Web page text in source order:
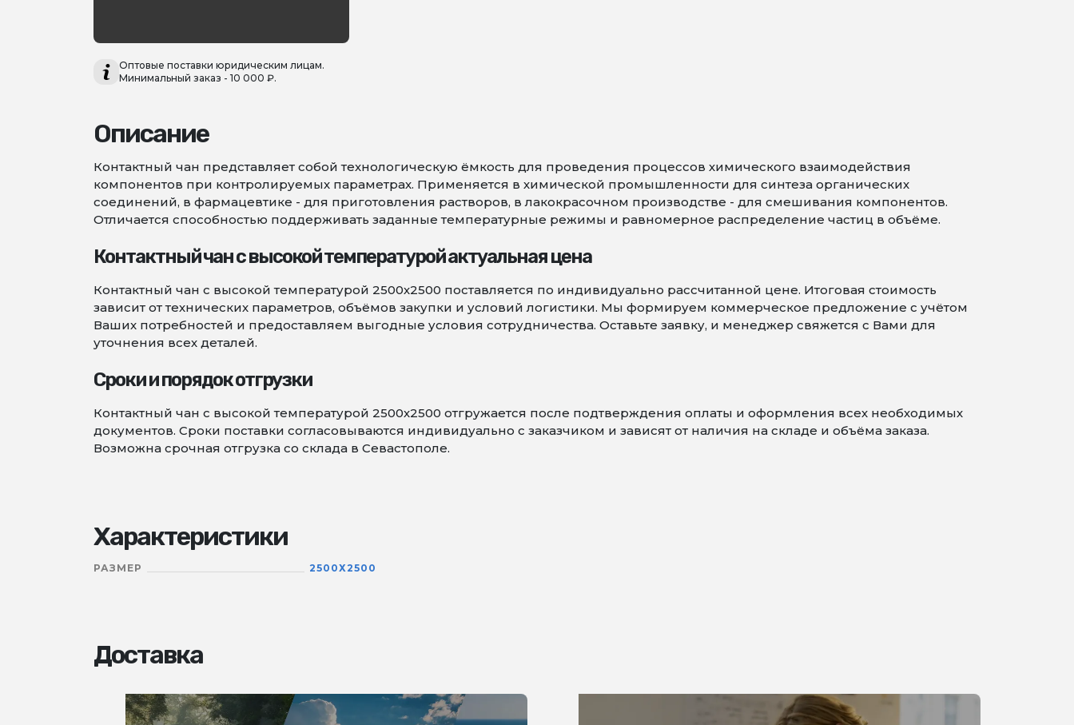
Оптовые поставки юридическим лицам.
Минимальный заказ - 10 000 ₽.
Описание
Контактный чан представляет собой технологическую ёмкость для проведения процессов химического взаимодействия
компонентов при контролируемых параметрах. Применяется в химической промышленности для синтеза органических
соединений, в фармацевтике - для приготовления растворов, в лакокрасочном производстве - для смешивания компонентов.
Отличается способностью поддерживать заданные температурные режимы и равномерное распределение частиц в объёме.
Контактный чан с высокой температурой актуальная цена
Контактный чан с высокой температурой 2500х2500 поставляется по индивидуально рассчитанной цене. Итоговая стоимость
зависит от технических параметров, объёмов закупки и условий логистики. Мы формируем коммерческое предложение с учётом
Ваших потребностей и предоставляем выгодные условия сотрудничества. Оставьте заявку, и менеджер свяжется с Вами для
уточнения всех деталей.
Сроки и порядок отгрузки
Контактный чан с высокой температурой 2500х2500 отгружается после подтверждения оплаты и оформления всех необходимых
документов. Сроки поставки согласовываются индивидуально с заказчиком и зависят от наличия на складе и объёма заказа.
Возможна срочная отгрузка со склада в Севастополе.
Характеристики
РАЗМЕР 2500Х2500
Доставка